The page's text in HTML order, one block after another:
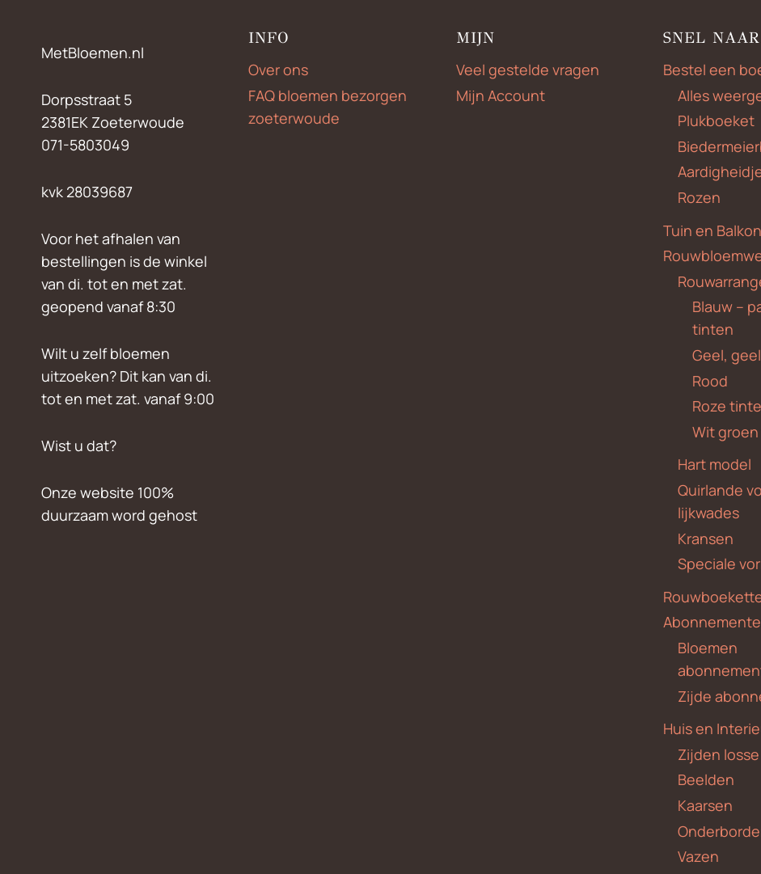
MetBloemen.nl
Dorpsstraat 5
2381EK Zoeterwoude
071-5803049
kvk 28039687
Voor het afhalen van
bestellingen is de winkel
van di. tot en met zat.
geopend vanaf 8:30
Wilt u zelf bloemen
uitzoeken? Dit kan van di.
tot en met zat. vanaf 9:00
Wist u dat?
Onze website 100%
duurzaam word gehost
INFO
Over ons
FAQ bloemen bezorgen
zoeterwoude
MIJN
Veel gestelde vragen
Mijn Account
SNEL NAAR
Bestel een
Alles
Plukboeket
Rozen
Tuin en Balkon
Blauw –
tinten
Geel,
Rood
Roze
Wit
Hart model
Quirlande
lijkwades
Kransen
Speciale
Bloemen
Zijde
Huis en
Zijden
Beelden
Kaarsen
Vazen